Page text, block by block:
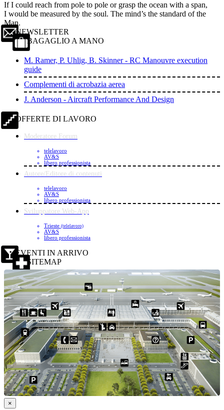
If I could reach from pole to pole or grasp the ocean with a span,
I would be measured by the soul. The mind’s the standard of the
Man.
NEWSLETTER
BAGAGLIO A MANO
M. Ramer, P. Uhlig, B. Skinner - RC Manouvre execution
guide
Complementi di acrobazia aerea
J. Anderson - Aircraft Performance And Design
OFFERTE DI LAVORO
Moderatore Forum
telelavoro
AV&S
libero professionista
Autore/Editore di contenuti
telelavoro
AV&S
libero professionista
Sviluppatore Web-App
Trieste (telelavoro)
AV&S
libero professionista
EVENTI IN ARRIVO
SITEMAP
×